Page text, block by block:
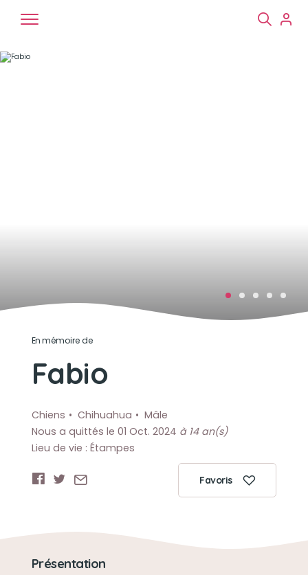
En mémoire de
Fabio
Chiens Chihuahua
Mâle
Nous a quittés le 01 Oct. 2024 à 14 an(s)
Lieu de vie : Étampes
Favoris
Présentation